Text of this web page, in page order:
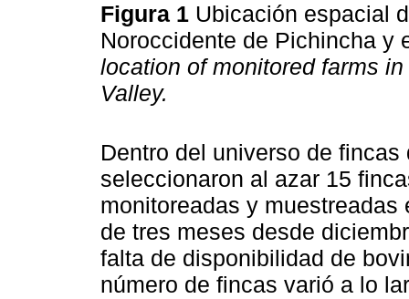
Figura 1 Ubicación espacial
Noroccidente de Pichincha y
location of monitored farms
Valley.
Dentro del universo de
seleccionaron al azar 15
monitoreadas y
de tres meses desde
falta de disponibilidad de
número de fincas varió a lo